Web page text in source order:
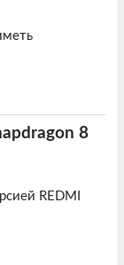
8
REDMI